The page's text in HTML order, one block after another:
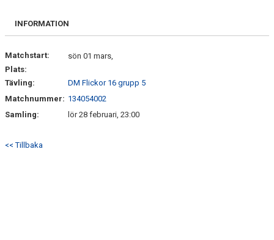
BILDGALLERI
PLANSKISS FRIDHEMSPARKEN
INFORMATION
Matchstart:
sön 01 mars,
Plats:
Tävling:
DM Flickor 16 grupp 5
Matchnummer: 134054002
Samling:
lör 28 februari, 23:00
<< Tillbaka